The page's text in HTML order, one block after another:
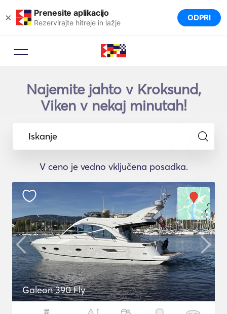
× Prenesite aplikacijo
Rezervirajte hitreje in lažje ODPRI
Najemite jahto v Kroksund,
Viken v nekaj minutah!
Iskanje
V ceno je vedno vključena posadka.
Galeon 390 Fly